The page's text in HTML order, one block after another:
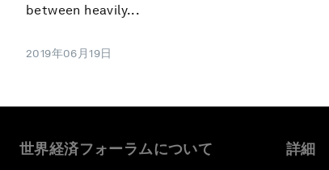
between heavily...
2019年06月19日
世界経済フォーラムについて 詳細